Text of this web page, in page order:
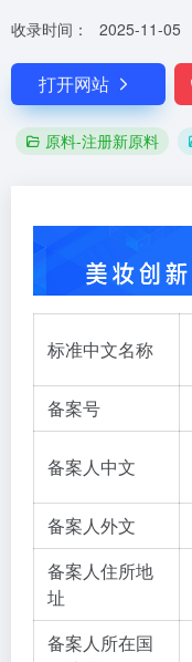
收录时间： 2025-11-05
打开网站
原料-注册新原料
标准中文名称
备案号
备案人中文
备案人外文
备案人住所地
址
备案人所在国